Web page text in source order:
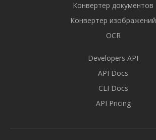
Конвертер документов
Конвертер изображений
OCR
Developers API
API Docs
CLI Docs
API Pricing